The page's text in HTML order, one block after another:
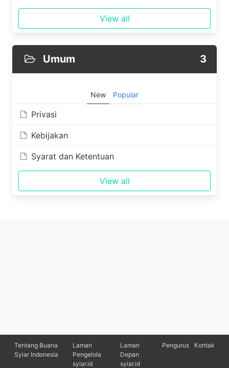
View all
Umum 3
New Popular
Privasi
Kebijakan
Syarat dan Ketentuan
View all
Tentang Buana
Syiar Indonesia
Laman
Pengelola
syiar.id
Laman
Depan
syiar.id
Pengurus Kontak